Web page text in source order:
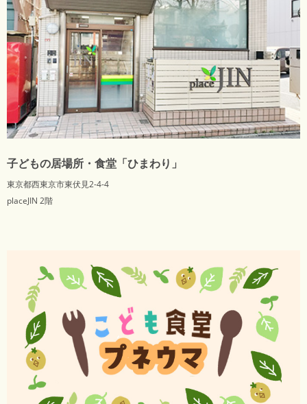
子どもの居場所・食堂「ひまわり」
東京都西東京市東伏見2-4-4
placeJIN 2階